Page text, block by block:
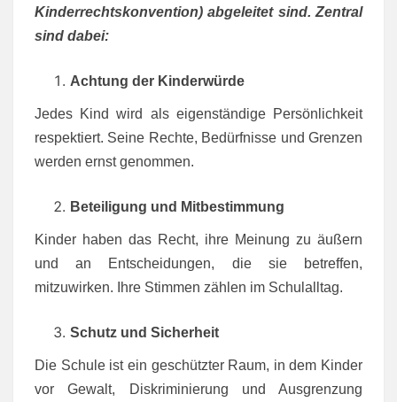
Kinderrechtskonvention) abgeleitet sind. Zentral
sind dabei:
Achtung der Kinderwürde
Jedes Kind wird als eigenständige Persönlichkeit
respektiert. Seine Rechte, Bedürfnisse und Grenzen
werden ernst genommen.
Beteiligung und Mitbestimmung
Kinder haben das Recht, ihre Meinung zu äußern
und an Entscheidungen, die sie betreffen,
mitzuwirken. Ihre Stimmen zählen im Schulalltag.
Schutz und Sicherheit
Die Schule ist ein geschützter Raum, in dem Kinder
vor Gewalt, Diskriminierung und Ausgrenzung